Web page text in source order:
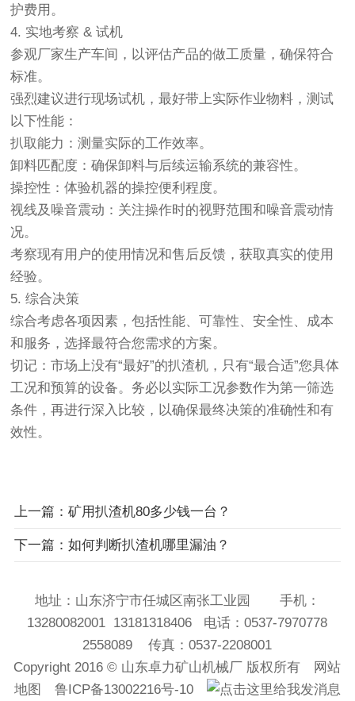
护费用。
4. 实地考察 & 试机
参观厂家生产车间，以评估产品的做工质量，确保符合
标准。
强烈建议进行现场试机，最好带上实际作业物料，测试
以下性能：
扒取能力：测量实际的工作效率。
卸料匹配度：确保卸料与后续运输系统的兼容性。
操控性：体验机器的操控便利程度。
视线及噪音震动：关注操作时的视野范围和噪音震动情
况。
考察现有用户的使用情况和售后反馈，获取真实的使用
经验。
5. 综合决策
综合考虑各项因素，包括性能、可靠性、安全性、成本
和服务，选择最符合您需求的方案。
切记：市场上没有“最好”的扒渣机，只有“最合适”您具体
工况和预算的设备。务必以实际工况参数作为第一筛选
条件，再进行深入比较，以确保最终决策的准确性和有
效性。
上一篇：矿用扒渣机80多少钱一台？
下一篇：如何判断扒渣机哪里漏油？
地址：山东济宁市任城区南张工业园 手机：
13280082001 13181318406 电话：0537-7970778
2558089 传真：0537-2208001
Copyright 2016 © 山东卓力矿山机械厂 版权所有 网站
地图
鲁ICP备13002216号-10